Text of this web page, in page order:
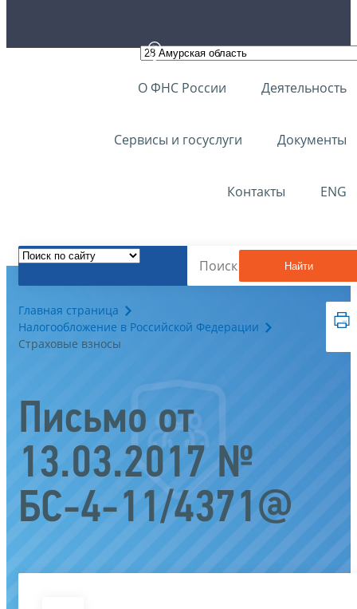
О ФНС России Деятельность
Сервисы и госуслуги Документы
Контакты ENG
Найти
Главная страница
Налогообложение в Российской Федерации
Страховые взносы
Письмо от
13.03.2017 №
БС-4-11/4371@